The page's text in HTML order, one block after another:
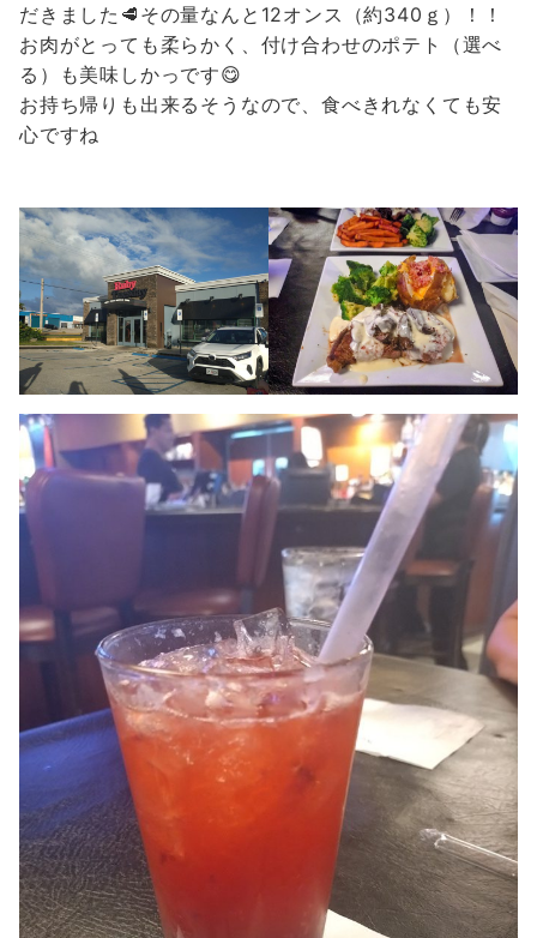
だきました🥩その量なんと12オンス（約340ｇ）！！
お肉がとっても柔らかく、付け合わせのポテト（選べ
る）も美味しかっです😋
お持ち帰りも出来るそうなので、食べきれなくても安
心ですね